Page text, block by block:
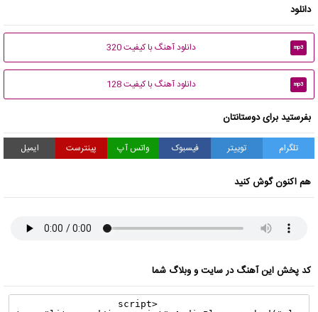
دانلود
mp3 دانلود آهنگ با کیفیت 320
mp3 دانلود آهنگ با کیفیت 128
بفرستید برای دوستانتان
تلگرام توییتر فیسبوک واتس آپ پینترست ایمیل
هم اکنون گوش کنید
کد پخش این آهنگ در سایت و وبلاگ شما